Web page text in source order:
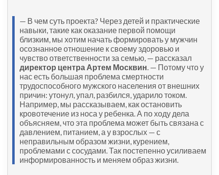
— В чем суть проекта? Через детей и практические
навыки, такие как оказание первой помощи
близким, мы хотим начать формировать у мужчин
осознанное отношение к своему здоровью и
чувство ответственности за семью, — рассказал
директор центра Артем Москвин. — Потому что у
нас есть большая проблема смертности
трудоспособного мужского населения от внешних
причин: утонул, упал, разбился, ударило током.
Например, мы рассказываем, как остановить
кровотечение из носа у ребенка. А по ходу дела
объясняем, что эта проблема может быть связана с
давлением, питанием, а у взрослых — с
неправильным образом жизни, курением,
проблемами с сосудами. Так постепенно усиливаем
информированность и меняем образ жизни.